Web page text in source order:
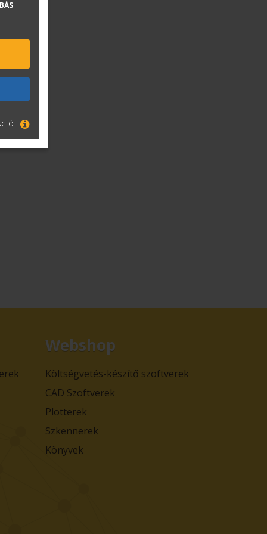
Webshop
Költségvetés-készítő szoftverek
CAD Szoftverek
Plotterek
Szkennerek
Könyvek